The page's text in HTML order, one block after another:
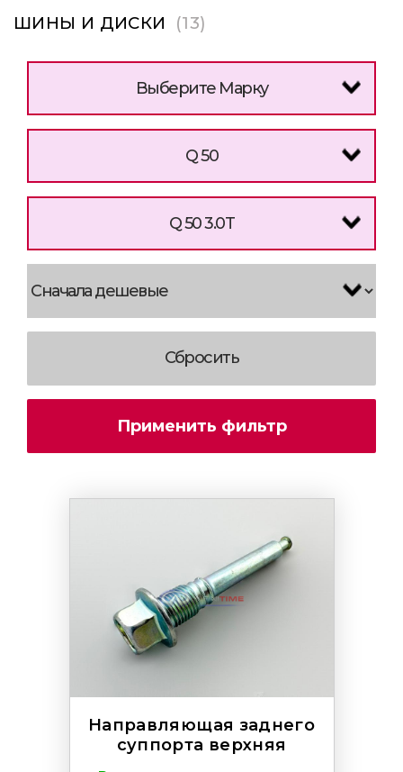
ШИНЫ И ДИСКИ (13)
Выберите Марку
Q 50
Q 50 3.0T
Направляющая заднего
суппорта верхняя